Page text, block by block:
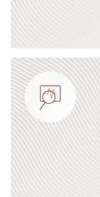
Подробнее о